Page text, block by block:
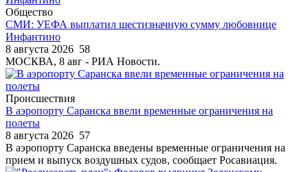
Общество
СМИ: УЕФА выплатил шестизначную сумму любовнице
Инфантино
8 августа 2026 58
МОСКВА, 8 авг - РИА Новости.
Происшествия
В аэропорту Саранска ввели временные ограничения на
полеты
8 августа 2026 57
В аэропорту Саранска введены временные ограничения на
прием и выпуск воздушных судов, сообщает Росавиация.